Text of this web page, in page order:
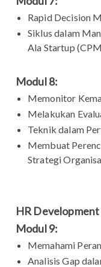
Rapid Decision
Siklus dalam
Ala Startup
Modul 8:
Memonitor
Melakukan
Teknik dalam
Membuat
Strategi
HR
Modul 9:
Memahami
Analisis Gap